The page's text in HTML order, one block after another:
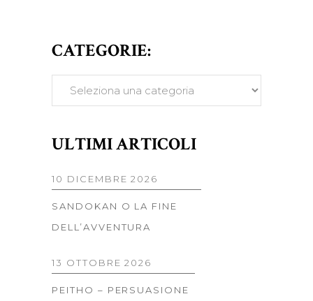
CATEGORIE:
ULTIMI ARTICOLI
10 DICEMBRE 2026
SANDOKAN O LA FINE
DELL’AVVENTURA
13 OTTOBRE 2026
PEITHO – PERSUASIONE